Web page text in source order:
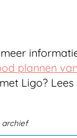
plannen
Ligo? Lees
archief